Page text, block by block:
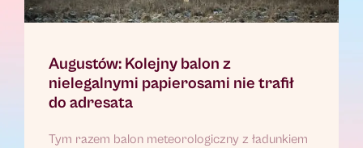
Augustów: Kolejny balon z
nielegalnymi papierosami nie trafił
do adresata
Tym razem balon meteorologiczny z ładunkiem